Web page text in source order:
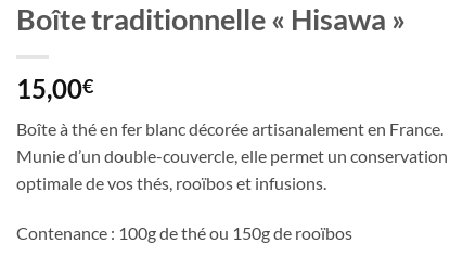
Boîte traditionnelle « Hisawa »
15,00€
Boîte à thé en fer blanc décorée artisanalement en France.
Munie d’un double-couvercle, elle permet un conservation
optimale de vos thés, rooïbos et infusions.
Contenance : 100g de thé ou 150g de rooïbos